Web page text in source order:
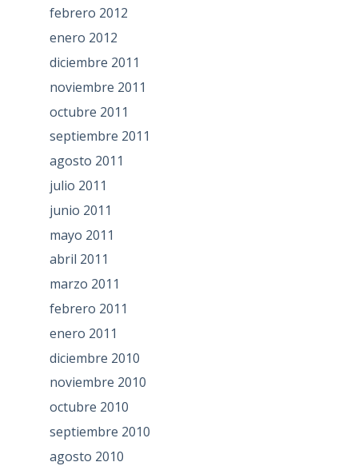
febrero 2012
enero 2012
diciembre 2011
noviembre 2011
octubre 2011
septiembre 2011
agosto 2011
julio 2011
junio 2011
mayo 2011
abril 2011
marzo 2011
febrero 2011
enero 2011
diciembre 2010
noviembre 2010
octubre 2010
septiembre 2010
agosto 2010